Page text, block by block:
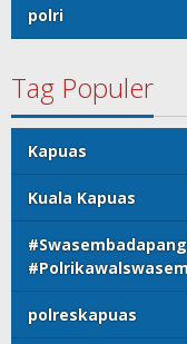
polri
Tag Populer
Kapuas
Kuala Kapuas
polreskapuas